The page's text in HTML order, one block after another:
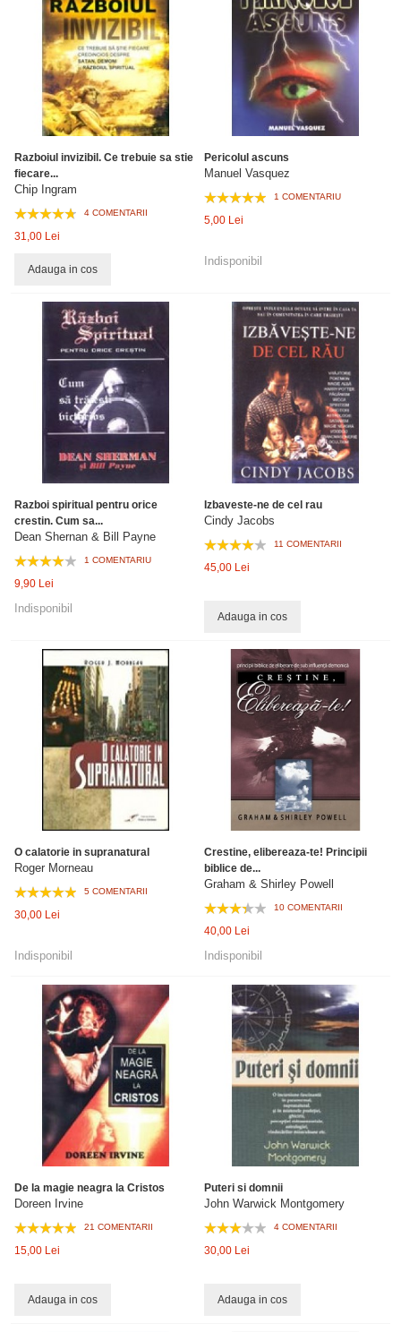
Razboiul invizibil. Ce trebuie sa stie
fiecare...
Chip Ingram
4 COMENTARII
31,00 Lei
Adauga in cos
Pericolul ascuns
Manuel Vasquez
1 COMENTARIU
5,00 Lei
Indisponibil
Razboi spiritual pentru orice
crestin. Cum sa...
Dean Shernan & Bill Payne
1 COMENTARIU
9,90 Lei
Indisponibil
Izbaveste-ne de cel rau
Cindy Jacobs
11 COMENTARII
45,00 Lei
Adauga in cos
O calatorie in supranatural
Roger Morneau
5 COMENTARII
30,00 Lei
Indisponibil
Crestine, elibereaza-te! Principii
biblice de...
Graham & Shirley Powell
10 COMENTARII
40,00 Lei
Indisponibil
De la magie neagra la Cristos
Doreen Irvine
21 COMENTARII
15,00 Lei
Adauga in cos
Puteri si domnii
John Warwick Montgomery
4 COMENTARII
30,00 Lei
Adauga in cos